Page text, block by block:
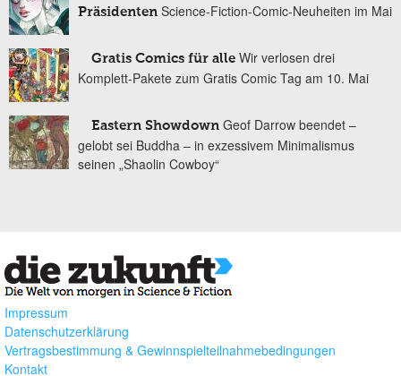
Präsidenten Science-Fiction-Comic-Neuheiten im Mai
Gratis Comics für alle Wir verlosen drei
Komplett-Pakete zum Gratis Comic Tag am 10. Mai
Eastern Showdown Geof Darrow beendet –
gelobt sei Buddha – in exzessivem Minimalismus
seinen „Shaolin Cowboy“
Impressum
Datenschutzerklärung
Vertragsbestimmung & Gewinnspielteilnahmebedingungen
Kontakt